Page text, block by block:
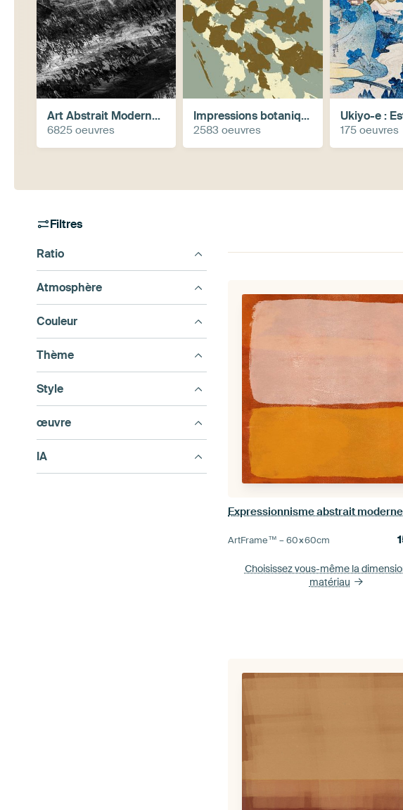
Art Abstrait Moderne – Mixed Media avec Formes Géométriques, Rétro et Organiques
6825 oeuvres
Impressions botaniques – Plantes & style rétro
2583 oeuvres 175 oeuvres
Filtres
Ratio
Atmosphère
Couleur
Thème
Style
œuvre
IA
ArtFrame™ –60×60cm
Choisissez vous-même la
matériau